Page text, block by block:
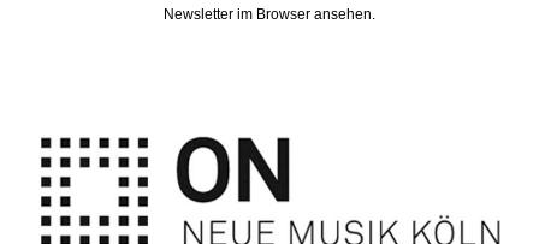
Newsletter im Browser ansehen.